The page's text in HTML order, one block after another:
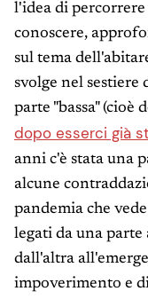
l'idea di
conoscere,
sul tema
svolge nel sestiere
parte "bassa" (cioè
dopo esserci già
anni c'è stata una
alcune
pandemia che
legati da una
dall'altra
impoverimento e